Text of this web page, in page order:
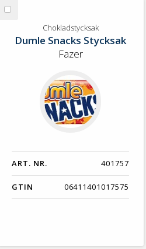
Välj
Chokladstycksak
Chokladstycksak
Dumle Snacks Stycksak
Fazer
ART. NR. 401757
GTIN 06411401017575